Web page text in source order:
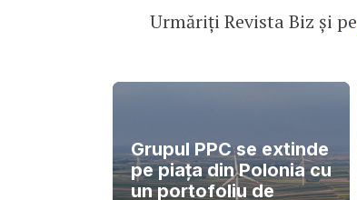
Urmăriți Revista Biz și pe
Grupul PPC se extinde
pe piața din Polonia cu
un portofoliu de